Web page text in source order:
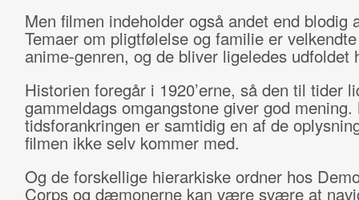
Men filmen indeholder også andet end blodig
Temaer om pligtfølelse og familie er
anime-genren, og de bliver ligeledes udfoldet
Historien foregår i 1920’erne, så den til tider
gammeldags omgangstone giver god mening.
tidsforankringen er samtidig en af de
filmen ikke selv kommer med.
Og de forskellige hierarkiske ordner hos
Corps og dæmonerne kan være svære at